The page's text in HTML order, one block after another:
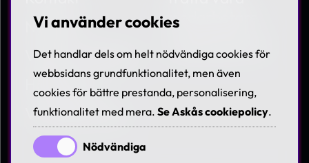
Nyheter
Villkor & Policies
Hållbarhet
Visselblåsning
medarbetare
Lediga tjänster
Vi använder cookies
Det handlar dels om helt nödvändiga cookies för
webbsidans grundfunktionalitet, men även
cookies för bättre prestanda, personalisering,
funktionalitet med mera. Se Askås cookiepolicy.
Nödvändiga